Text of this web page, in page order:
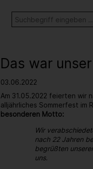
SUCHE
Das war
03.06.2022
Am 31.05.2022 feierten wir
alljährliches Sommerfest im
besonderen Motto:
Wir
nach 22 Jahren
begrüßten
uns.